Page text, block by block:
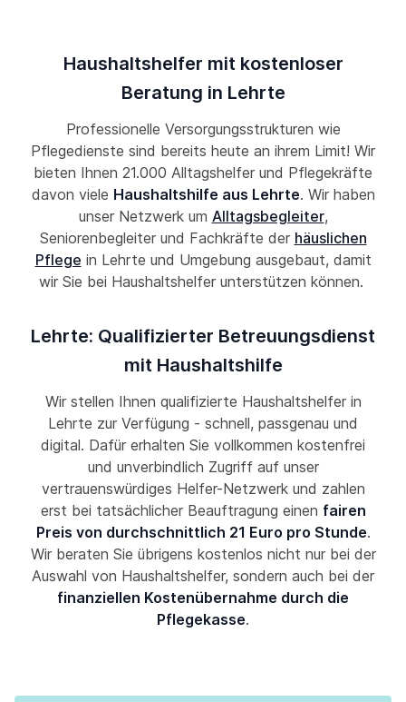
Haushaltshelfer mit kostenloser
Beratung in Lehrte
Professionelle Versorgungsstrukturen wie
Pflegedienste sind bereits heute an ihrem Limit! Wir
bieten Ihnen 21.000 Alltagshelfer und Pflegekräfte
davon viele Haushaltshilfe aus Lehrte. Wir haben
unser Netzwerk um Alltagsbegleiter,
Seniorenbegleiter und Fachkräfte der häuslichen
Pflege in Lehrte und Umgebung ausgebaut, damit
wir Sie bei Haushaltshelfer unterstützen können.
Lehrte: Qualifizierter Betreuungsdienst
mit Haushaltshilfe
Wir stellen Ihnen qualifizierte Haushaltshelfer in
Lehrte zur Verfügung - schnell, passgenau und
digital. Dafür erhalten Sie vollkommen kostenfrei
und unverbindlich Zugriff auf unser
vertrauenswürdiges Helfer-Netzwerk und zahlen
erst bei tatsächlicher Beauftragung einen fairen
Preis von durchschnittlich 21 Euro pro Stunde.
Wir beraten Sie übrigens kostenlos nicht nur bei der
Auswahl von Haushaltshelfer, sondern auch bei der
finanziellen Kostenübernahme durch die
Pflegekasse.